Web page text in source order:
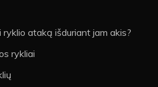
ataką išduriant jam akis?
rykliai